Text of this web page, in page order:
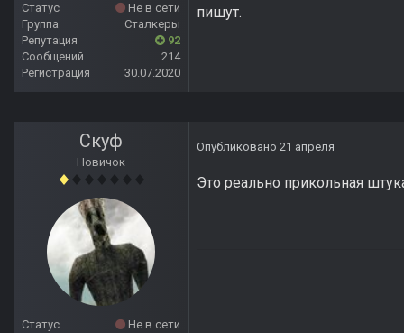
Статус
Не в сети
Группа
Сталкеры
Репутация
92
Сообщений
214
Регистрация
30.07.2020
пишут.
Скуф
Новичок
Статус
Не в сети
Опубликовано 21 апреля
Это реально прикольная